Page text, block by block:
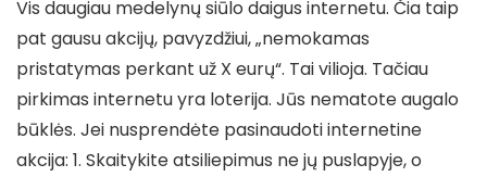
Vis daugiau medelynų siūlo daigus internetu. Čia taip
pat gausu akcijų, pavyzdžiui, „nemokamas
pristatymas perkant už X eurų“. Tai vilioja. Tačiau
pirkimas internetu yra loterija. Jūs nematote augalo
būklės. Jei nusprendėte pasinaudoti internetine
akcija: 1. Skaitykite atsiliepimus ne jų puslapyje, o